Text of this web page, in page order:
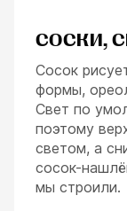
СОСКИ,
Сосок
формы,
Свет по
поэтому
светом, а
сосок-
мы строили.